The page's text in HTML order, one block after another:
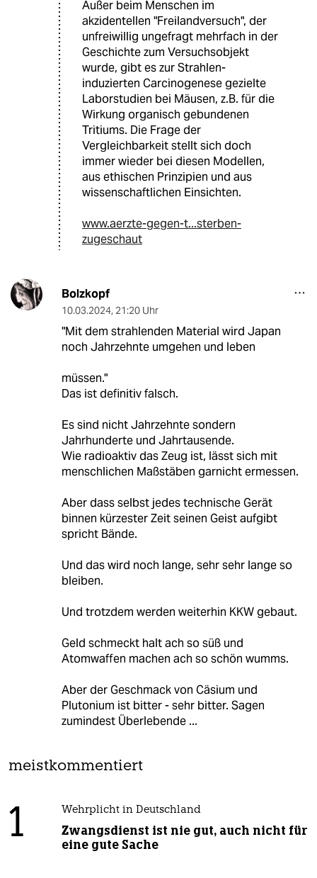
Außer beim Menschen im
akzidentellen "Freilandversuch", der
unfreiwillig ungefragt mehrfach in der
Geschichte zum Versuchsobjekt
wurde, gibt es zur Strahlen-
induzierten Carcinogenese gezielte
Laborstudien bei Mäusen, z.B. für die
Wirkung organisch gebundenen
Tritiums. Die Frage der
Vergleichbarkeit stellt sich doch
immer wieder bei diesen Modellen,
aus ethischen Prinzipien und aus
wissenschaftlichen Einsichten.
www.aerzte-gegen-t...sterben-
zugeschaut
Bolzkopf
10.03.2024, 21:20 Uhr
"Mit dem strahlenden Material wird Japan
noch Jahrzehnte umgehen und leben
müssen."
Das ist definitiv falsch.
Es sind nicht Jahrzehnte sondern
Jahrhunderte und Jahrtausende.
Wie radioaktiv das Zeug ist, lässt sich mit
menschlichen Maßstäben garnicht ermessen.
Aber dass selbst jedes technische Gerät
binnen kürzester Zeit seinen Geist aufgibt
spricht Bände.
Und das wird noch lange, sehr sehr lange so
bleiben.
Und trotzdem werden weiterhin KKW gebaut.
Geld schmeckt halt ach so süß und
Atomwaffen machen ach so schön wumms.
Aber der Geschmack von Cäsium und
Plutonium ist bitter - sehr bitter. Sagen
zumindest Überlebende ...
meistkommentiert
1 Wehrplicht in Deutschland
Zwangsdienst ist nie gut, auch nicht für
eine gute Sache